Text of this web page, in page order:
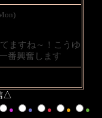
ますね～！こうゆ
番興奮します
△
● ● ● ●
●